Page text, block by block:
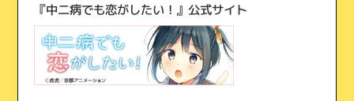
『中二病でも恋がしたい！』公式サイト